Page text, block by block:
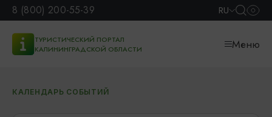
8 (800) 200-55-39 RU
ТУРИСТИЧЕСКИЙ ПОРТАЛ
КАЛИНИНГРАДСКОЙ ОБЛАСТИ
Меню
КАЛЕНДАРЬ СОБЫТИЙ